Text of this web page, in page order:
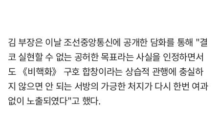
김 부장은 이날 조선중앙통신에 공개한 담화를 통해 "결
코 실현할 수 없는 공허한 목표라는 사실을 인정하면서
도 《비핵화》 구호 합창이라는 상습적 관행에 충실하
지 않으면 안 되는 서방의 가긍한 처지가 다시 한번 여과
없이 노출되였다"고 했다.